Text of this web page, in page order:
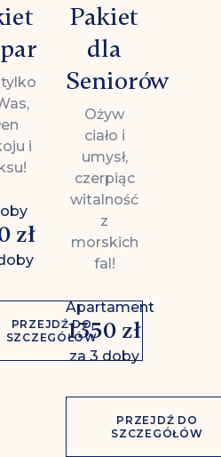
i
zł
PRZEJDŹ DO
SZCZEGÓŁÓW
Pakiet
dla
Seniorów
Ożyw
ciało i
umysł,
czerpiąc
witalność
z
morskich
fal!
Apartament
1350 zł
za 3 doby
PRZEJDŹ DO
SZCZEGÓŁÓW